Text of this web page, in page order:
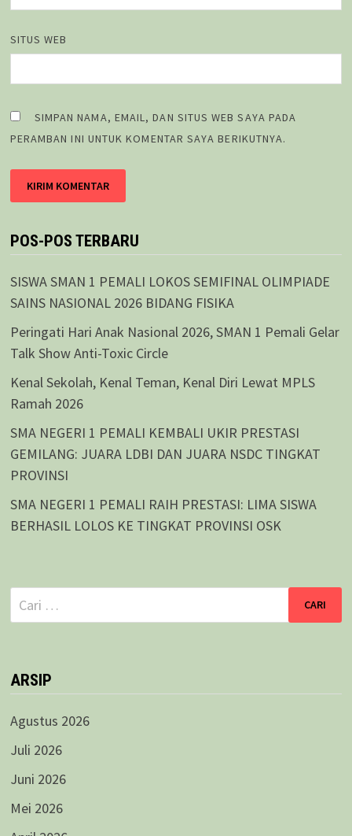
SITUS WEB
SIMPAN NAMA, EMAIL, DAN SITUS WEB SAYA PADA
PERAMBAN INI UNTUK KOMENTAR SAYA BERIKUTNYA.
POS-POS TERBARU
SISWA SMAN 1 PEMALI LOKOS SEMIFINAL OLIMPIADE
SAINS NASIONAL 2026 BIDANG FISIKA
Peringati Hari Anak Nasional 2026, SMAN 1 Pemali Gelar
Talk Show Anti-Toxic Circle
Kenal Sekolah, Kenal Teman, Kenal Diri Lewat MPLS
Ramah 2026
SMA NEGERI 1 PEMALI KEMBALI UKIR PRESTASI
GEMILANG: JUARA LDBI DAN JUARA NSDC TINGKAT
PROVINSI
SMA NEGERI 1 PEMALI RAIH PRESTASI: LIMA SISWA
BERHASIL LOLOS KE TINGKAT PROVINSI OSK
Cari
untuk:
ARSIP
Agustus 2026
Juli 2026
Juni 2026
Mei 2026